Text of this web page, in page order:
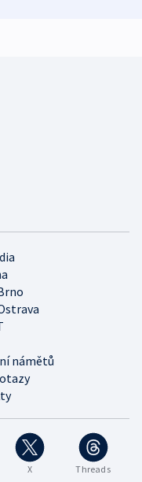
X Threads
námětů